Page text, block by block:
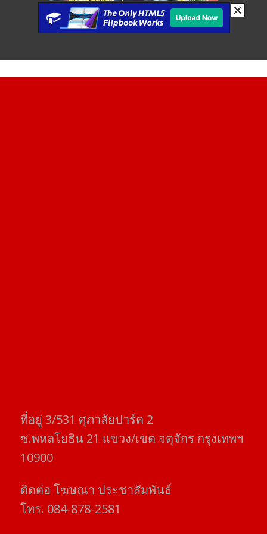
ที่อยู่​ 3/531​ ศุภาลัยปาร์ค​ 2
ซ.พหลโยธิน​ 21​ แขวง/เขต​ จตุจักร​ กรุงเทพฯ
10900
ติดต่อ​ โฆษณา​ ประชาสัมพันธ์
โทร​. 084-878-2581